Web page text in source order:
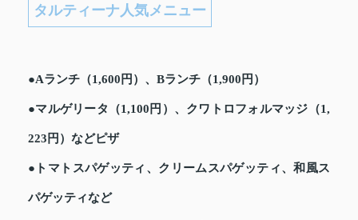
タルティーナ人気メニュー
●Aランチ（1,600円）、Bランチ（1,900円）
●マルゲリータ（1,100円）、クワトロフォルマッジ（1,
223円）などピザ
●トマトスパゲッティ、クリームスパゲッティ、和風ス
パゲッティなど